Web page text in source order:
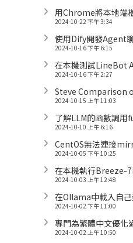
用Chrome將本地端
2024-10-22 下午 3:34
使用Dify開發Agent
2024-10-16 下午 6:15
在本機測試LineBot
2024-10-16 下午 2:27
Steve Comparison
2024-10-15 上午 11:03
了解LLM的函數調
2024-10-10 上午 6:16
CentOS無法連接
2024-10-05 下午 10:25
在本機執行Breeze-
2024-10-03 上午 12:48
在Ollama中載入自
2024-10-02 下午 11:00
專門為繁體中文優化
2024-10-02 上午 10:50